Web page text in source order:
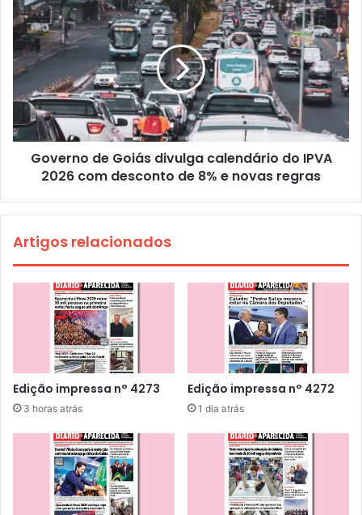
Governo de Goiás divulga calendário do IPVA
2026 com desconto de 8% e novas regras
Artigos relacionados
Edição impressa n° 4273
3 horas atrás
Edição impressa n° 4272
1 dia atrás